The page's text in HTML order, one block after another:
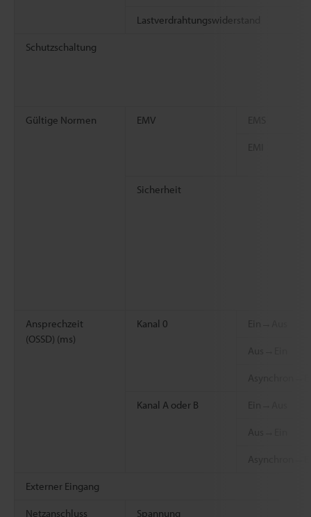
Lastverdrahtungswiderstand
Schutzschaltung
Gültige Normen EMV
Sicherheit
Ansprechzeit
(OSSD) (ms)
Kanal 0
Kanal A oder B
Externer Eingang
Netzanschluss Spannung